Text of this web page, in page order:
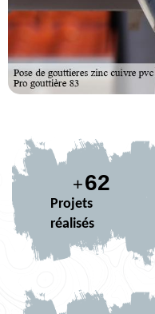
+74
Projets
réalisés